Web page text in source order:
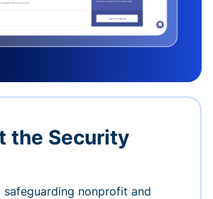
the Security
safeguarding nonprofit and